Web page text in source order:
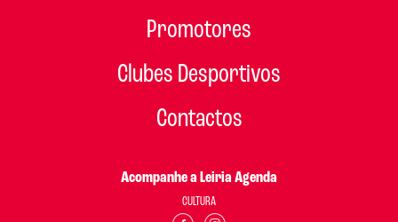
Promotores
Clubes Desportivos
Contactos
Acompanhe a Leiria Agenda
CULTURA